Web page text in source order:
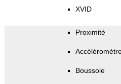
XVID
Proximité
Boussole